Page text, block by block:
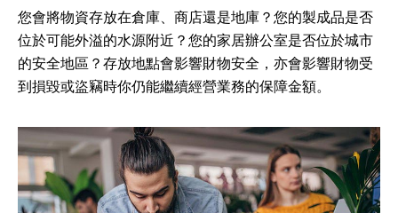
您會將物資存放在倉庫、商店還是地庫？您的製成品是否
位於可能外溢的水源附近？您的家居辦公室是否位於城市
的安全地區？存放地點會影響財物安全，亦會影響財物受
到損毀或盜竊時你仍能繼續經營業務的保障金額。